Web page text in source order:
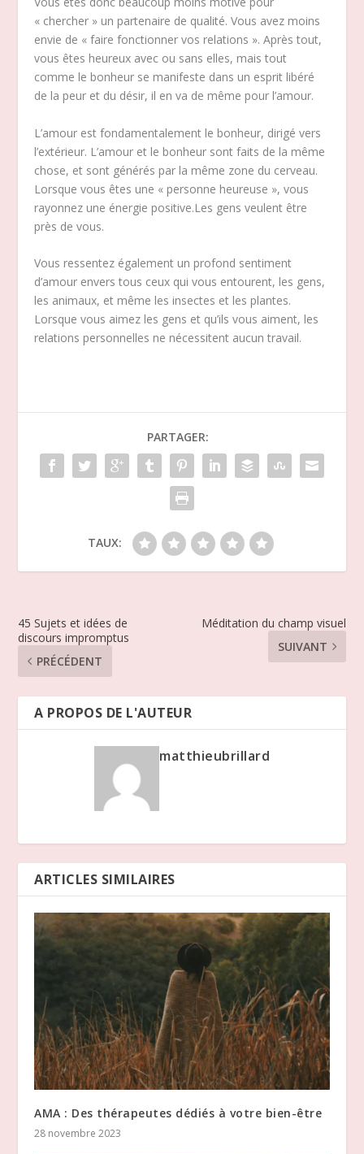
« chercher » un partenaire de qualité. Vous avez moins
envie de « faire fonctionner vos relations ». Après tout,
vous êtes heureux avec ou sans elles, mais tout
comme le bonheur se manifeste dans un esprit libéré
de la peur et du désir, il en va de même pour l’amour.
L’amour est fondamentalement le bonheur, dirigé vers
l’extérieur. L’amour et le bonheur sont faits de la même
chose, et sont générés par la même zone du cerveau.
Lorsque vous êtes une « personne heureuse », vous
rayonnez une énergie positive.Les gens veulent être
près de vous.
Vous ressentez également un profond sentiment
d’amour envers tous ceux qui vous entourent, les gens,
les animaux, et même les insectes et les plantes.
Lorsque vous aimez les gens et qu’ils vous aiment, les
relations personnelles ne nécessitent aucun travail.
PARTAGER:
TAUX:
45 Sujets et idées de
discours impromptus
PRÉCÉDENT
Méditation du champ visuel
SUIVANT
A PROPOS DE L'AUTEUR
matthieubrillard
ARTICLES SIMILAIRES
AMA : Des thérapeutes dédiés à votre bien-être
28 novembre 2023